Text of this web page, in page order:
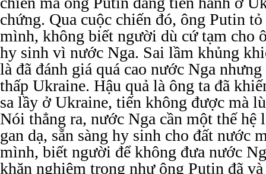
chứng. Qua cuộc chiến đó, ông Putin
mình, không biết người dù cứ tạm cho
hy sinh vì nước Nga. Sai lầm khủng
là đã đánh giá quá cao nước Nga
thấp Ukraine. Hậu quả là ông ta đã
sa lầy ở Ukraine, tiến không được mà
Nói thẳng ra, nước Nga cần một thế hệ
gan dạ, sẵn sàng hy sinh cho đất nước
mình, biết người để không đưa nước
khăn nghiêm trọng như ông Putin đã